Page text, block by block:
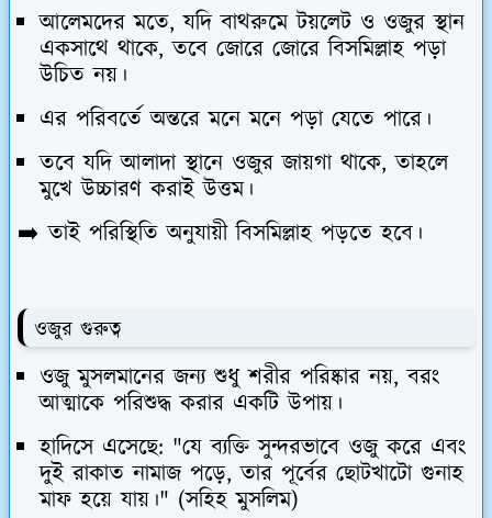
আলেমদের মতে, যদি বাথরুমে টয়লেট ও ওজুর স্থান
একসাথে থাকে, তবে জোরে জোরে বিসমিল্লাহ পড়া
উচিত নয়।
এর পরিবর্তে অন্তরে মনে মনে পড়া যেতে পারে।
তবে যদি আলাদা স্থানে ওজুর জায়গা থাকে, তাহলে
মুখে উচ্চারণ করাই উত্তম।
➡️ তাই পরিস্থিতি অনুযায়ী বিসমিল্লাহ পড়তে হবে।
ওজুর গুরুত্ব
ওজু মুসলমানের জন্য শুধু শরীর পরিষ্কার নয়, বরং
আত্মাকে পরিশুদ্ধ করার একটি উপায়।
হাদিসে এসেছে: "যে ব্যক্তি সুন্দরভাবে ওজু করে এবং
দুই রাকাত নামাজ পড়ে, তার পূর্বের ছোটখাটো গুনাহ
মাফ হয়ে যায়।" (সহিহ মুসলিম)